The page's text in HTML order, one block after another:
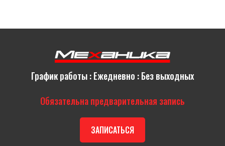
График работы : Ежедневно : Без выходных
Обязательна предварительная запись
ЗАПИСАТЬСЯ